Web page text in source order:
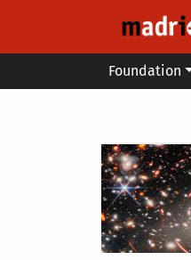
Main menu
Foundation